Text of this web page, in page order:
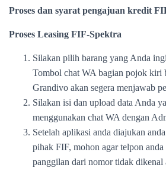
Proses dan syarat pengajuan kredit
Proses Leasing FIF-Spektra
Silakan pilih barang yang Anda
Tombol chat WA bagian pojok kiri
Grandivo akan segera menjawab
Silakan isi dan upload data Anda
menggunakan chat WA dengan
Setelah aplikasi anda diajukan
pihak FIF, mohon agar telpon
panggilan dari nomor tidak dikenal